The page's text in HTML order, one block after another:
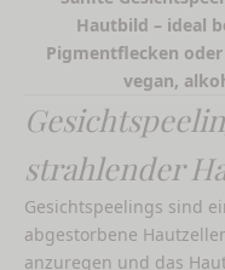
Hautbild – ideal
Pigmentflecken oder
vegan,
strahlender
Gesichtspeelings sind
abgestorbene
anzuregen und das